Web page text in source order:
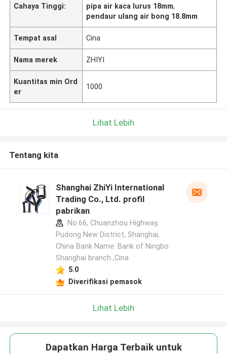
Cahaya Tinggi:
pipa air kaca lurus 18mm,
pendaur ulang air bong 18.8mm
Tempat asal Cina
Nama merek ZHIYI
Kuantitas min Ord
er
1000
Lihat Lebih
Tentang kita
Shanghai ZhiYi International
Trading Co., Ltd. profil
pabrikan
No.66, Chuanzhou Highway,
Pudong New District, Shanghai,
China Bank Name: Bank of Ningbo
Shanghai branch ,Cina
5.0
Diverifikasi pemasok
Lihat Lebih
Dapatkan Harga Terbaik untuk